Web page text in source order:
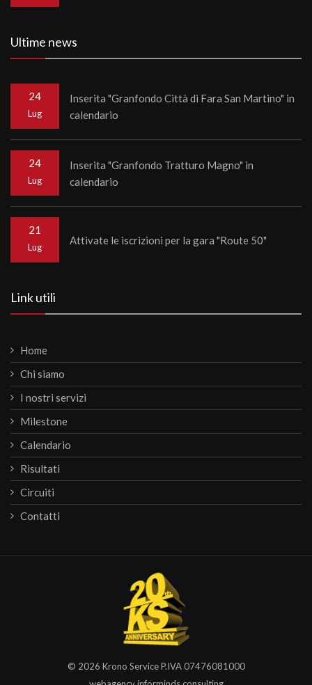
Ultime news
24
Lug
Inserita "Granfondo Città di Fara San Martino" in
calendario
24
Lug
Inserita "Granfondo Tratturo Magno" in
calendario
21
Lug
Attivate le iscrizioni per la gara "Route 50"
Link utili
Home
Chi siamo
I nostri servizi
Milestone
Calendario
Risultati
Circuiti
Contatti
© 2026 Krono ServiceP.IVA 07476081000